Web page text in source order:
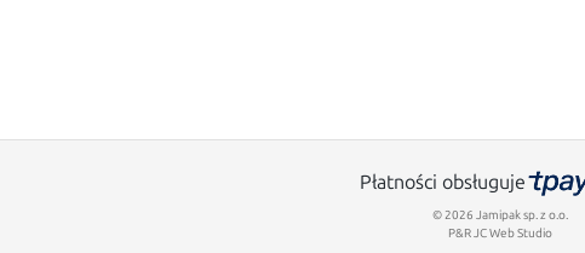
Płatności obsługuje
© 2026 Jamipak sp. z o.o.
P&R JC Web Studio